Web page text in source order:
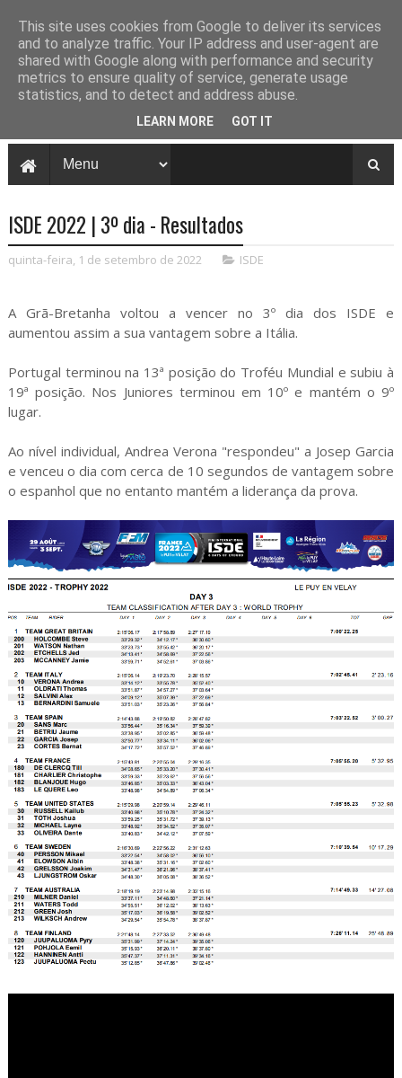
ISDE 2022 | 3º dia - Resultados
quinta-feira, 1 de setembro de 2022 ISDE
A Grã-Bretanha voltou a vencer no 3º dia dos ISDE e
aumentou assim a sua vantagem sobre a Itália.
Portugal terminou na 13ª posição do Troféu Mundial e subiu à
19ª posição. Nos Juniores terminou em 10º e mantém o 9º
lugar.
Ao nível individual, Andrea Verona "respondeu" a Josep Garcia
e venceu o dia com cerca de 10 segundos de vantagem sobre
o espanhol que no entanto mantém a liderança da prova.
This site uses cookies from Google to deliver its services
and to analyze traffic. Your IP address and user-agent are
shared with Google along with performance and security
metrics to ensure quality of service, generate usage
statistics, and to detect and address abuse.
LEARN MORE GOT IT